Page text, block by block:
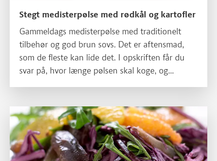
Stegt medisterpølse med rødkål og kartofler
Gammeldags medisterpølse med traditionelt
tilbehør og god brun sovs. Det er aftensmad,
som de fleste kan lide det. I opskriften får du
svar på, hvor længe pølsen skal koge, og
Læs mere om Rødkålssalat med appelsiner og dadler